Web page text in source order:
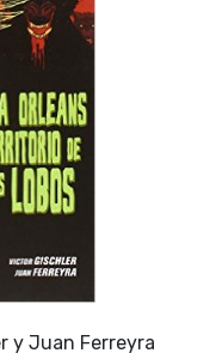
y Juan Ferreyra